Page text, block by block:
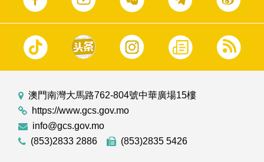
澳門南灣大馬路762-804號中華廣場15樓
https://www.gcs.gov.mo
info@gcs.gov.mo
(853)2833 2886
(853)2835 5426